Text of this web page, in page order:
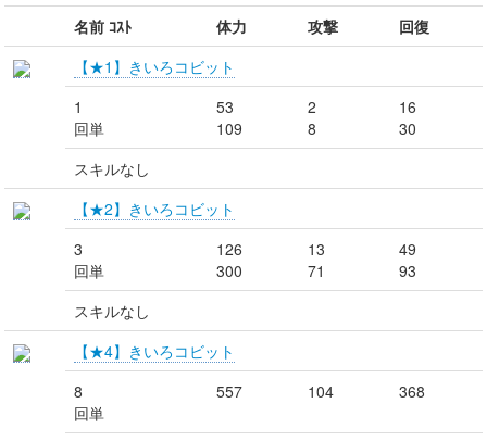
名前 ｺｽﾄ 体力 攻撃
回復
【★1】きいろコビット
1
回単
53
109
2
8
16
30
スキルなし
【★2】きいろコビット
3
回単
126
300
13
71
49
93
スキルなし
【★4】きいろコビット
8
回単
557 104 368